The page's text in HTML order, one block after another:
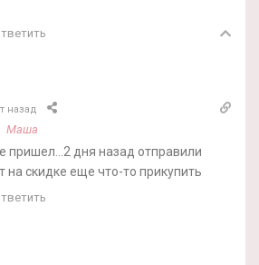
назад
Маша
пришел…2 дня назад отправили
на скидке еще что-то прикупить